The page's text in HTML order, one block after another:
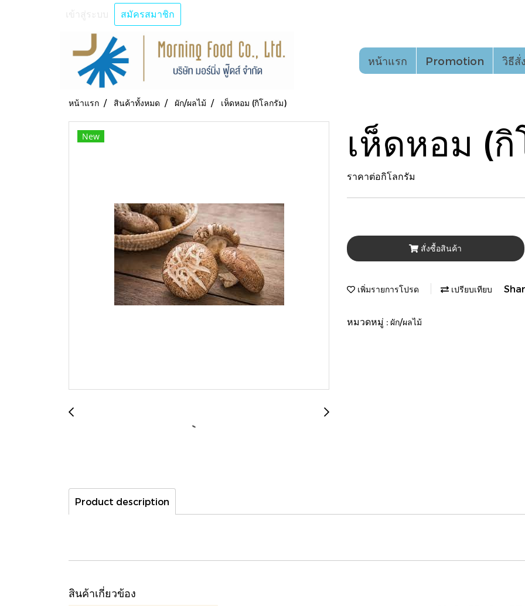
สมัครสมาชิก
หน้าแรก Promotion วิธีสั่
หน้าแรก สินค้าทั้งหมด ผัก/ผลไม้ เห็ดหอม (กิโลกรัม)
New เห็ดหอม (
ราคาต่อกิโลกรัม
สั่งซื้อสินค้า
เพิ่มรายการโปรด เปรียบเทียบ
หมวดหมู่ : ผัก/ผลไม้
Product description
สินค้าเกี่ยวข้อง